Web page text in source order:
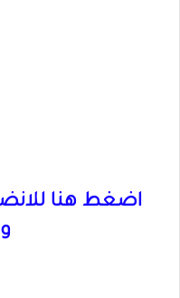
اضغط هنا